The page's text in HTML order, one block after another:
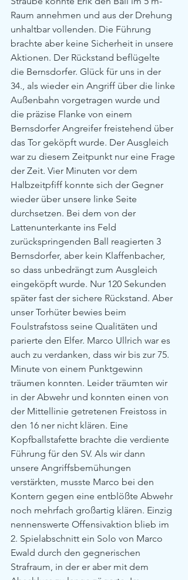
Raum annehmen und aus der Drehung
unhaltbar vollenden. Die Führung
brachte aber keine Sicherheit in unsere
Aktionen. Der Rückstand beflügelte
die Bernsdorfer. Glück für uns in der
34., als wieder ein Angriff über die linke
Außenbahn vorgetragen wurde und
die präzise Flanke von einem
Bernsdorfer Angreifer freistehend über
das Tor geköpft wurde. Der Ausgleich
war zu diesem Zeitpunkt nur eine Frage
der Zeit. Vier Minuten vor dem
Halbzeitpfiff konnte sich der Gegner
wieder über unsere linke Seite
durchsetzen. Bei dem von der
Lattenunterkante ins Feld
zurückspringenden Ball reagierten 3
Bernsdorfer, aber kein Klaffenbacher,
so dass unbedrängt zum Ausgleich
eingeköpft wurde. Nur 120 Sekunden
später fast der sichere Rückstand. Aber
unser Torhüter bewies beim
Foulstrafstoss seine Qualitäten und
parierte den Elfer. Marco Ullrich war es
auch zu verdanken, dass wir bis zur 75.
Minute von einem Punktgewinn
träumen konnten. Leider träumten wir
in der Abwehr und konnten einen von
der Mittellinie getretenen Freistoss in
den 16 ner nicht klären. Eine
Kopfballstafette brachte die verdiente
Führung für den SV. Als wir dann
unsere Angriffsbemühungen
verstärkten, musste Marco bei den
Kontern gegen eine entblößte Abwehr
noch mehrfach großartig klären. Einzig
nennenswerte Offensivaktion blieb im
2. Spielabschnitt ein Solo von Marco
Ewald durch den gegnerischen
Strafraum, in der er aber mit dem